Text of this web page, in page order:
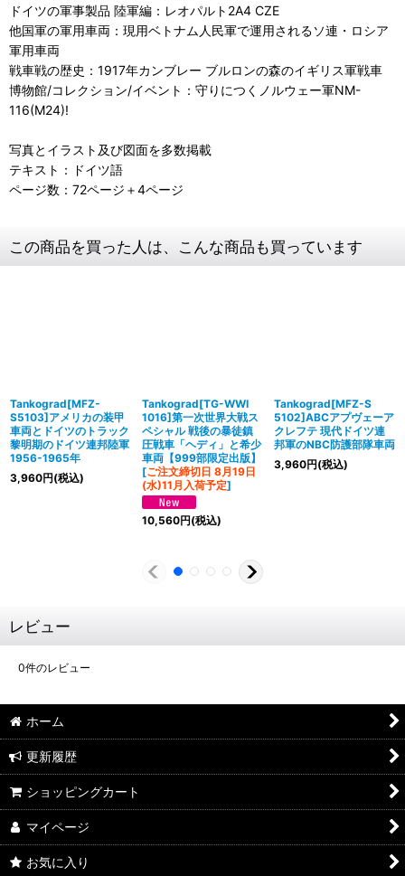
ドイツの軍事製品 陸軍編：レオパルト2A4 CZE
他国軍の軍用車両：現用ベトナム人民軍で運用されるソ連・ロシア
軍用車両
戦車戦の歴史：1917年カンブレー ブルロンの森のイギリス軍戦車
博物館/コレクション/イベント：守りにつくノルウェー軍NM-
116(M24)!
写真とイラスト及び図面を多数掲載
テキスト：ドイツ語
ページ数：72ページ＋4ページ
この商品を買った人は、こんな商品も買っています
Tankograd[MFZ-
S5103]アメリカの装甲
車両とドイツのトラック
黎明期のドイツ連邦陸軍
1956-1965年
3,960円(税込)
Tankograd[TG-WWI
1016]第一次世界大戦ス
ペシャル 戦後の暴徒鎮
圧戦車「ヘディ」と希少
車両【999部限定出版】
[ご注文締切日 8月19日
(水)11月入荷予定]
10,560円(税込)
Tankograd[MFZ-S
5102]ABCアプヴェーア
クレフテ 現代ドイツ連
邦軍のNBC防護部隊車両
3,960円(税込)
レビュー
0件のレビュー
ホーム
更新履歴
ショッピングカート
マイページ
お気に入り